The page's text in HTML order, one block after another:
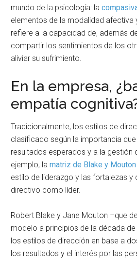
mundo de la psicología: la
elementos de la modalidad afectiva
refiere a la capacidad de, además
compartir los sentimientos de los
aliviar su sufrimiento.
En la empresa,
empatía
Tradicionalmente, los estilos de
clasificado según la importancia
resultados esperados y a la gestión
ejemplo, lamatriz de Blake y Mouton
estilo de liderazgo y las fortalezas y
directivo como líder.
Robert Blake y Jane Mouton –que
modelo a principios de la década
los estilos de dirección en base a
los resultados y el interés por las